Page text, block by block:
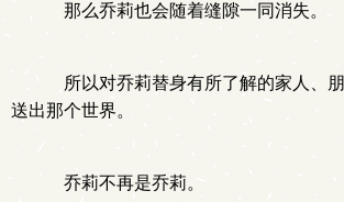
那么乔莉也会随着缝隙一同消失。
所以对乔莉替身有所了解的家人、
送出那个世界。
乔莉不再是乔莉。